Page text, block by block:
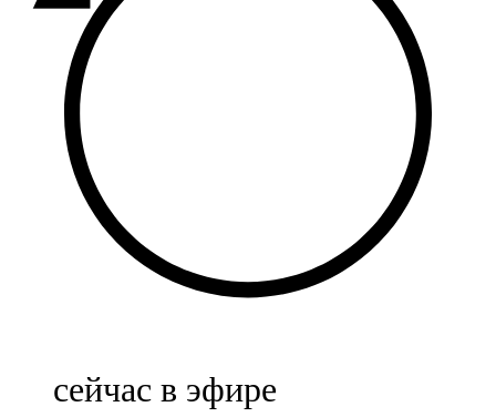
107,1 FM
Балык бистәсе
104,9 FM
Баулы
107,5 FM
Биләр
Болгар
сейчас в эфире